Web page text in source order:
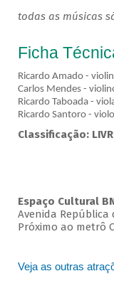
todas as músicas
Ficha
Ricardo Amado -
Carlos Mendes -
Ricardo Taboada -
Ricardo Santoro -
Classificação:
Espaço Cultural
Avenida República
Próximo ao metrô
Veja as outras